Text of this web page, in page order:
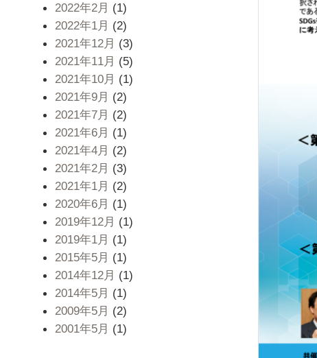
2022年2月 (1)
2022年1月 (2)
2021年12月 (3)
2021年11月 (5)
2021年10月 (1)
2021年9月 (2)
2021年7月 (2)
2021年6月 (1)
2021年4月 (2)
2021年2月 (3)
2021年1月 (2)
2020年6月 (1)
2019年12月 (1)
2019年1月 (1)
2015年5月 (1)
2014年12月 (1)
2014年5月 (1)
2009年5月 (2)
2001年5月 (1)